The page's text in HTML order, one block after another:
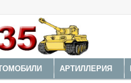
АРТИЛЛЕРИЯ